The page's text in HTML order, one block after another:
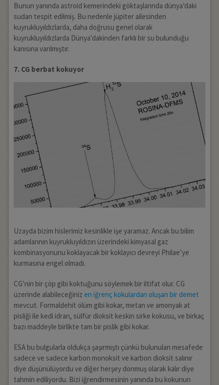
Bunun yanında astroid kemerindeki göktaşlarında dünya’daki
sudan tespit edilmiş. Bu nedenle jüpiter ailesinden
kuyrukluyıldızlarda, daha doğrusu genel olarak
kuyrukluyıldızlarda Dünya’dakinden farklı bir su bulunduğu
kanısına varılmıştır.
7. CG berbat kokuyor
Uzayda bizim hislerimiz kesinlikle işe yaramaz. Ancak bu bilim
adamlarının kuyrukluyıldızın üzerindeki kimyasal gaz
kombinasyonunu koklayacak bir koklayıcı devreyi Philae’ye
kurmasına engel olmadı.
CG’nin bir çöp gibi koktuğunu söylemek bir iltifat olur. CG
üzerinde alabileceğiniz en iğrenç kokulardan oluşan bir demet
mevcut. Formaldehit ölüm gibi kokar, metan ve amonyak at
pisliği ile kedi idrarı, sülfür dioksit keskin sirke kokusu, ve birkaç
bazı maddeyle birlikte tam bir pislik gibi kokar.
ESA bu bulgularla oldukça şaşırmıştı çünkü bulunulan mesafede
sadece ve sadece karbon monoksit ve karbon dioksit salınır
diye düşünülüyordu ve diğer herşey donmuş olarak kalır diye
tahmin ediliyordu. Bizi iğrendirmesinin yanında bu kokunun